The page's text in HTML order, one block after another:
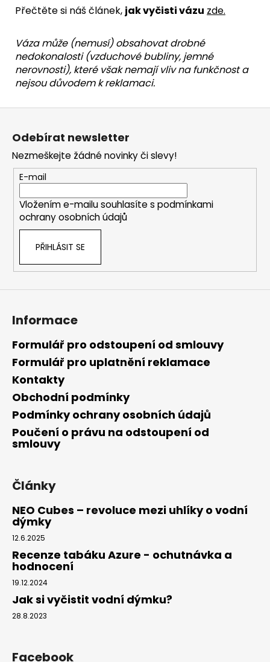
Přečtěte si náš článek, jak vyčisti vázu zde.
Váza může (nemusí) obsahovatdrobné
nedokonalosti(vzduchové bubliny, jemné
nerovnosti), které všaknemají vliv na funkčnosta
nejsou důvodem k reklamaci.
Odebírat newsletter
Nezmeškejte žádné novinky či slevy!
E-mail
Vložením e-mailu souhlasíte s podmínkami
ochrany osobních údajů
PŘIHLÁSIT SE
Informace
Formulář pro odstoupení od smlouvy
Formulář pro uplatnění reklamace
Kontakty
Obchodní podmínky
Podmínky ochrany osobních údajů
Poučení o právu na odstoupení od
smlouvy
Články
NEO Cubes – revoluce mezi uhlíky o vodní
dýmky
12.6.2025
Recenze tabáku Azure - ochutnávka a
hodnocení
19.12.2024
Jak si vyčistit vodní dýmku?
28.8.2023
Facebook